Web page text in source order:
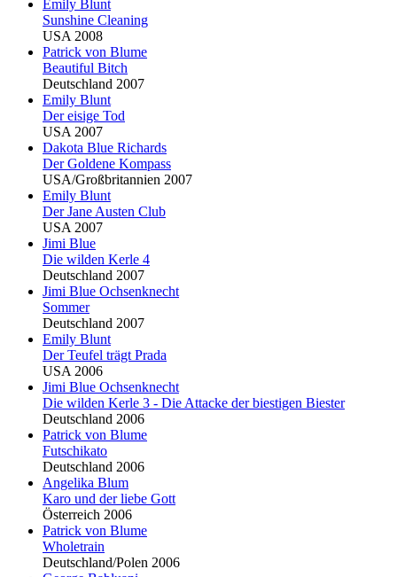
Emily Blunt
Sunshine Cleaning
USA 2008
Patrick von Blume
Beautiful Bitch
Deutschland 2007
Emily Blunt
Der eisige Tod
USA 2007
Dakota Blue Richards
Der Goldene Kompass
USA/Großbritannien 2007
Emily Blunt
Der Jane Austen Club
USA 2007
Jimi Blue
Die wilden Kerle 4
Deutschland 2007
Jimi Blue Ochsenknecht
Sommer
Deutschland 2007
Emily Blunt
Der Teufel trägt Prada
USA 2006
Jimi Blue Ochsenknecht
Die wilden Kerle 3 - Die Attacke der biestigen Biester
Deutschland 2006
Patrick von Blume
Futschikato
Deutschland 2006
Angelika Blum
Karo und der liebe Gott
Österreich 2006
Patrick von Blume
Wholetrain
Deutschland/Polen 2006